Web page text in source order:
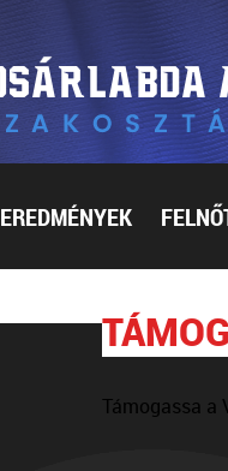
EREDMÉNYEK
Támogassa a